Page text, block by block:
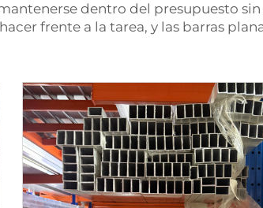
dentro del presupuesto
frente a la tarea, y las barras